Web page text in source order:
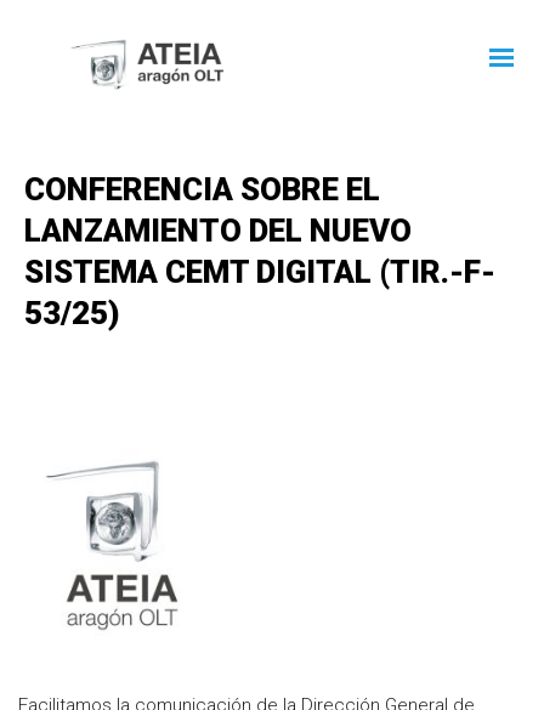
CONFERENCIA SOBRE EL
LANZAMIENTO DEL NUEVO
SISTEMA CEMT DIGITAL (TIR.-F-
53/25)
Facilitamos la comunicación de la Dirección General de